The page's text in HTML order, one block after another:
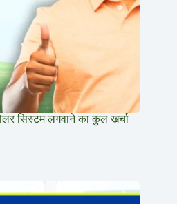
सिस्टम लगवाने का कुल खर्चा